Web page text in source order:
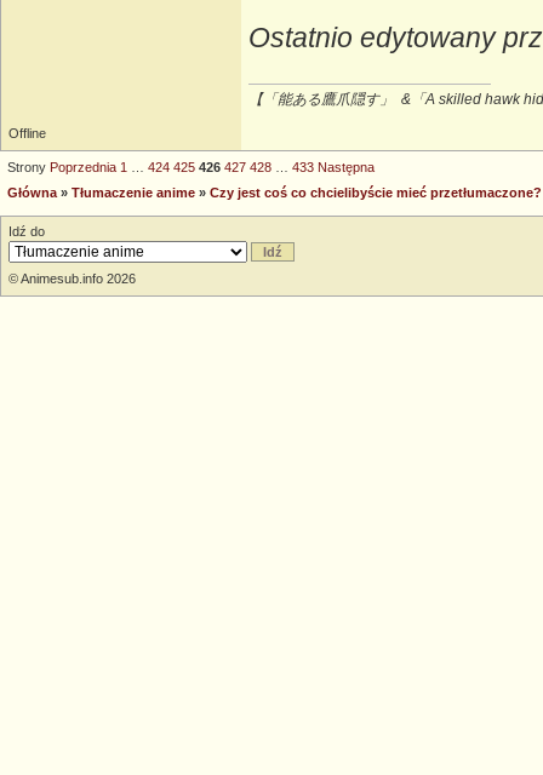
Ostatnio edytowany
【「能ある鷹爪隠す」 &「A skilled hawk
Offline
Strony Poprzednia 1 424 425 426 427 428 433 Następna
Główna » Tłumaczenie anime » Czy jest coś co chcielibyście mieć
Idź do
© Animesub.info 2026